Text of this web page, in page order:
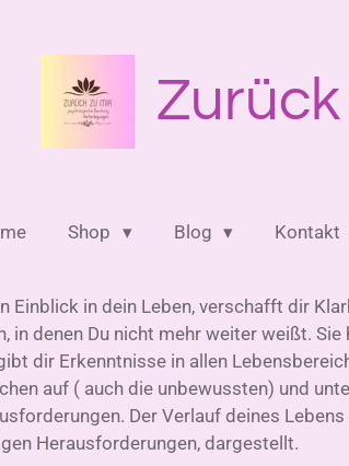
Zurück
Shop Blog Kontakt
Einblick in dein Leben, verschafft dir
in denen Du nicht mehr weiter weißt. Sie
dir Erkenntnisse in allen
auf ( auch die unbewussten) und
Der Verlauf deines
Herausforderungen, dargestellt.